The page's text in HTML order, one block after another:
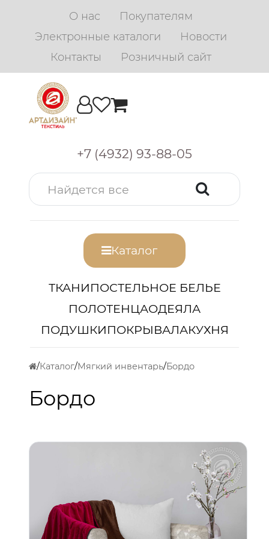
О нас
Покупателям
Электронные каталоги
Новости
Контакты
Розничный сайт
+7 (4932) 93-88-05
Каталог
ТКАНИПОСТЕЛЬНОЕ БЕЛЬЕ
ПОЛОТЕНЦАОДЕЯЛА
ПОДУШКИПОКРЫВАЛАКУХНЯ
Каталог Мягкий инвентарь Бордо
Бордо